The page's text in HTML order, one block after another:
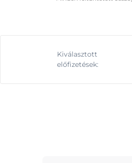
Kiválasztott
előfizetések: